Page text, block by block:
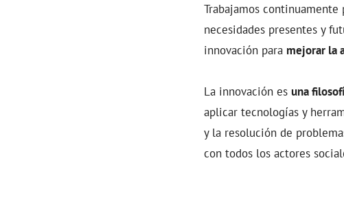
Trabajamos
necesidades presentes y
innovación para mejorar la
La innovación es una
aplicar tecnologías y
y la resolución de
con todos los actores